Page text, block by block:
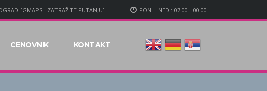
PON. - NED.: 07.00 - 00.00
[GMAPS - ZATRAŽITE PUTANJU]
CENOVNIK KONTAKT